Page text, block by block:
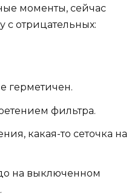
моменты, сейчас
с отрицательных:
герметичен.
фильтра.
какая-то сеточка на
на выключенном